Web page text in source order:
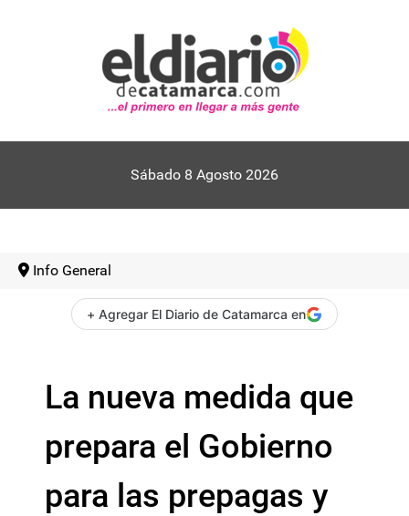
Sábado 8 Agosto 2026
Info General
+ Agregar El Diario de Catamarca en
La nueva medida que
prepara el Gobierno
para las prepagas y